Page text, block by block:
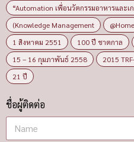
“Automation เพื่อนวัตกรรมอาหารและเ
(Knowledge Management
@Home
1 สิงหาคม 2551
100 ปี ชาตกาล
15 – 16 กุมภาพันธ์ 2558
2015
21 ปี
ชื่อผู้ติดต่อ